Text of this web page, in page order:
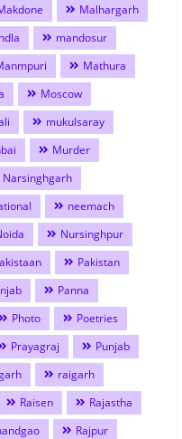
Malhargarh
mandosur
Mathura
Moscow
mukulsaray
Murder
Narsinghgarh
neemach
Nursinghpur
Pakistan
Panna
Photo
Poetries
Prayagraj
Punjab
raigarh
Raisen
Rajastha
Rajpur